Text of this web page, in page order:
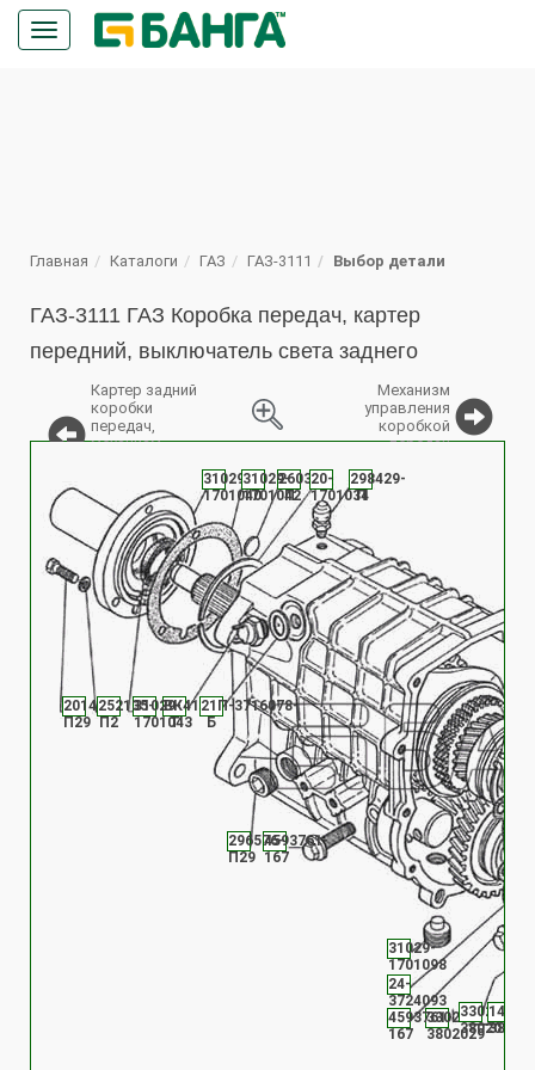
Кнопка
меню
Главная Каталоги ГАЗ ГАЗ-3111 Выбор детали
ГАЗ-3111 ГАЗ Коробка передач, картер
передний, выключатель света заднего
Картер задний
коробки
передач,
механизм
Механизм
управления
коробкой
передач
3302-
3802029
3302-
3802030
ВК418-
Т
4593761-
167
4593761-
167
260305-
П
201458-
П29
20-
1701034
31029-
1701040
31029-
1701042
31029-
1701043
31029-
1701098
252135-
П2
296576-
П29
298429-
П
21П-3716078-
Б
24-
3724093
14-